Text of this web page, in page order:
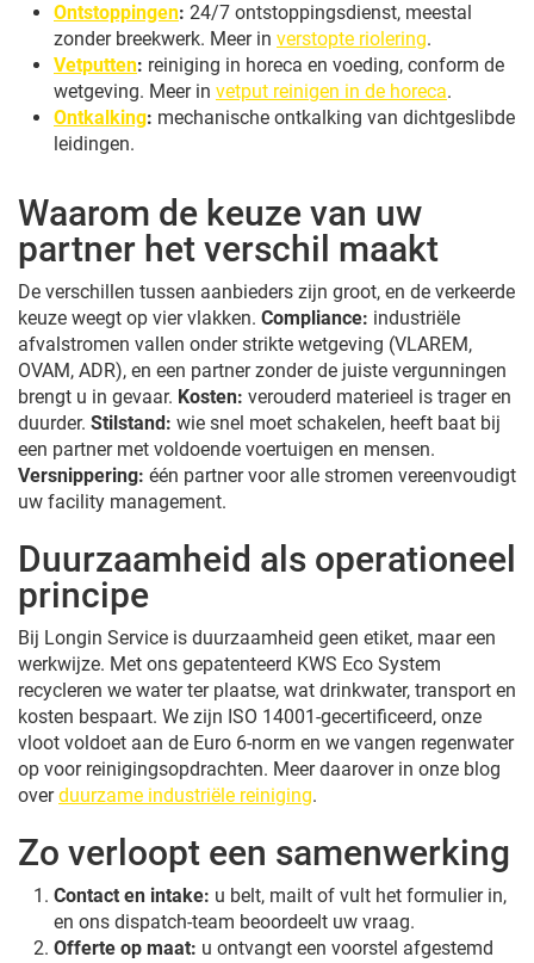
Ontstoppingen: 24/7 ontstoppingsdienst, meestal
zonder breekwerk. Meer in verstopte riolering.
Vetputten: reiniging in horeca en voeding, conform de
wetgeving. Meer in vetput reinigen in de horeca.
Ontkalking: mechanische ontkalking van dichtgeslibde
leidingen.
Waarom de keuze van uw
partner het verschil maakt
De verschillen tussen aanbieders zijn groot, en de verkeerde
keuze weegt op vier vlakken. Compliance: industriële
afvalstromen vallen onder strikte wetgeving (VLAREM,
OVAM, ADR), en een partner zonder de juiste vergunningen
brengt u in gevaar. Kosten: verouderd materieel is trager en
duurder. Stilstand: wie snel moet schakelen, heeft baat bij
een partner met voldoende voertuigen en mensen.
Versnippering: één partner voor alle stromen vereenvoudigt
uw facility management.
Duurzaamheid als operationeel
principe
Bij Longin Service is duurzaamheid geen etiket, maar een
werkwijze. Met ons gepatenteerd KWS Eco System
recycleren we water ter plaatse, wat drinkwater, transport en
kosten bespaart. We zijn ISO 14001-gecertificeerd, onze
vloot voldoet aan de Euro 6-norm en we vangen regenwater
op voor reinigingsopdrachten. Meer daarover in onze blog
overduurzame industriële reiniging.
Zo verloopt een samenwerking
Contact en intake: u belt, mailt of vult het formulier in,
en ons dispatch-team beoordeelt uw vraag.
Offerte op maat: u ontvangt een voorstel afgestemd